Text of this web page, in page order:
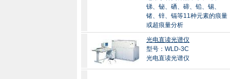
锑、铋、硒、碲、铅、锡、
锗、锌、镉等11种元素的痕量
或超痕量分析
光电直读光谱仪
型号：WLD-3C
光电直读光谱仪